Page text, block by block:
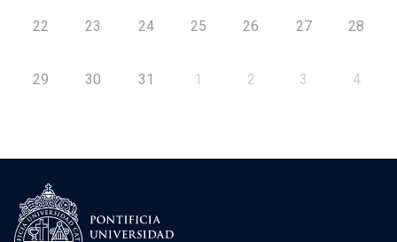
22 23 24 25 26 27 28
29 30 31 1 2 3 4